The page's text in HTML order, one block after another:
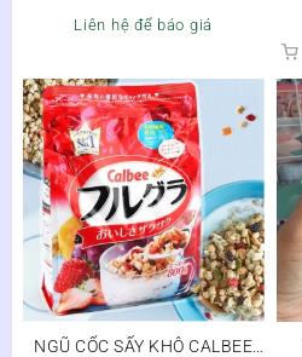
Liên hệ để báo giá
NGŨ CỐC SẤY KHÔ CALBEE